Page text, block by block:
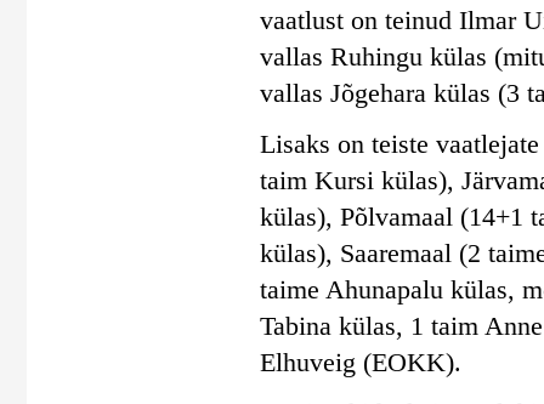
vaatlust on teinud Ilmar
vallas Ruhingu külas
vallas Jõgehara külas (3
Lisaks on teiste
taim Kursi külas),
külas), Põlvamaal (14+1
külas), Saaremaal (2
taime Ahunapalu külas,
Tabina külas, 1 taim
Elhuveig (EOKK).